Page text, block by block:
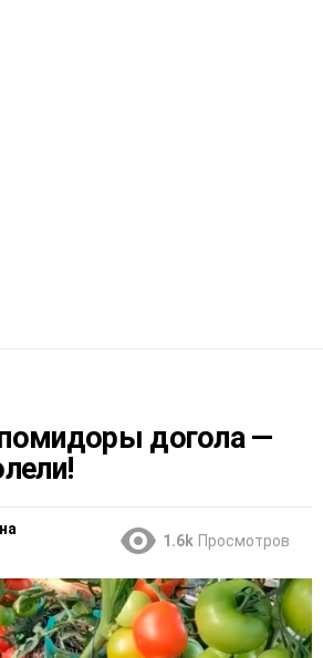
догола —
1.6k Просмотров